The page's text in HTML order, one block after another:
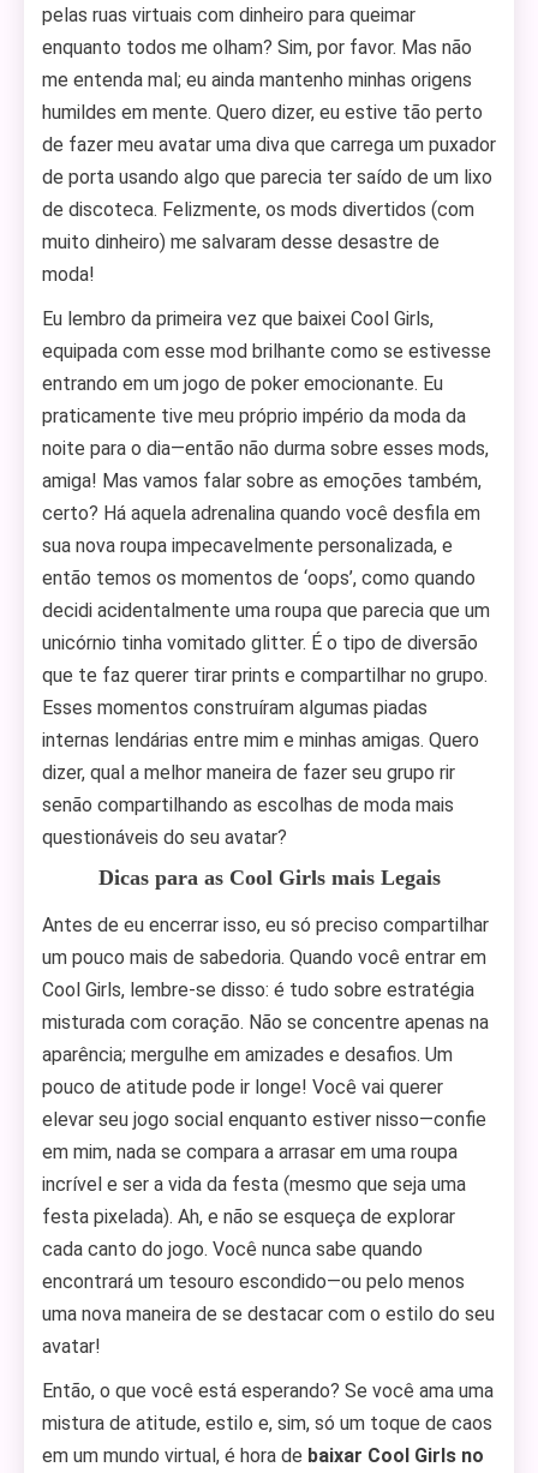
pelas ruas virtuais com dinheiro para queimar
enquanto todos me olham? Sim, por favor. Mas não
me entenda mal; eu ainda mantenho minhas origens
humildes em mente. Quero dizer, eu estive tão perto
de fazer meu avatar uma diva que carrega um puxador
de porta usando algo que parecia ter saído de um lixo
de discoteca. Felizmente, os mods divertidos (com
muito dinheiro) me salvaram desse desastre de
moda!
Eu lembro da primeira vez que baixei Cool Girls,
equipada com esse mod brilhante como se estivesse
entrando em um jogo de poker emocionante. Eu
praticamente tive meu próprio império da moda da
noite para o dia—então não durma sobre esses mods,
amiga! Mas vamos falar sobre as emoções também,
certo? Há aquela adrenalina quando você desfila em
sua nova roupa impecavelmente personalizada, e
então temos os momentos de ‘oops’, como quando
decidi acidentalmente uma roupa que parecia que um
unicórnio tinha vomitado glitter. É o tipo de diversão
que te faz querer tirar prints e compartilhar no grupo.
Esses momentos construíram algumas piadas
internas lendárias entre mim e minhas amigas. Quero
dizer, qual a melhor maneira de fazer seu grupo rir
senão compartilhando as escolhas de moda mais
questionáveis do seu avatar?
Dicas para as Cool Girls mais Legais
Antes de eu encerrar isso, eu só preciso compartilhar
um pouco mais de sabedoria. Quando você entrar em
Cool Girls, lembre-se disso: é tudo sobre estratégia
misturada com coração. Não se concentre apenas na
aparência; mergulhe em amizades e desafios. Um
pouco de atitude pode ir longe! Você vai querer
elevar seu jogo social enquanto estiver nisso—confie
em mim, nada se compara a arrasar em uma roupa
incrível e ser a vida da festa (mesmo que seja uma
festa pixelada). Ah, e não se esqueça de explorar
cada canto do jogo. Você nunca sabe quando
encontrará um tesouro escondido—ou pelo menos
uma nova maneira de se destacar com o estilo do seu
avatar!
Então, o que você está esperando? Se você ama uma
mistura de atitude, estilo e, sim, só um toque de caos
em um mundo virtual, é hora de baixar Cool Girls no